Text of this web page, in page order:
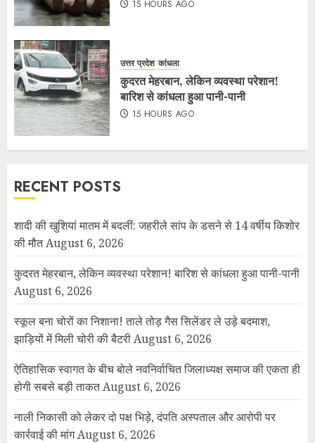
15 HOURS AGO
उत्तर प्रदेश कांधला
कुदरत मेहरबान, लेकिन व्यवस्था परेशान!
बारिश से कांधला हुआ पानी-पानी
15 HOURS AGO
RECENT POSTS
शादी की खुशियां मातम में बदलीं: जहरीले सांप के डसने से 14 वर्षीय किशोर
की मौतAugust 6, 2026
कुदरत मेहरबान, लेकिन व्यवस्था परेशान! बारिश से कांधला हुआ पानी-पानी
August 6, 2026
स्कूल बना चोरों का निशाना! ताले तोड़ गैस सिलेंडर ले उड़े बदमाश,
झाड़ियों में मिली चोरी की बैटरीAugust 6, 2026
ऐतिहासिक स्वागत के बीच बोले नवनिर्वाचित जिलाध्यक्ष समाज की एकता ही
होगी सबसे बड़ी ताकतAugust 6, 2026
नाली निकासी को लेकर दो पक्ष भिड़े, दंपति अस्पताल और आरोपी पर
कार्रवाई की मांगAugust 6, 2026